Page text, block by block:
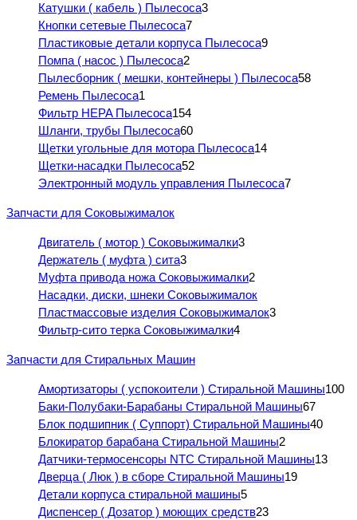
Катушки ( кабель ) Пылесоса3
Кнопки сетевые Пылесоса7
Пластиковые детали корпуса Пылесоса9
Помпа ( насос ) Пылесоса2
Пылесборник ( мешки, контейнеры ) Пылесоса58
Ремень Пылесоса1
Фильтр HEPA Пылесоса154
Шланги, трубы Пылесоса60
Щетки угольные для мотора Пылесоса14
Щетки-насадки Пылесоса52
Электронный модуль управления Пылесоса7
Запчасти для Соковыжималок
Двигатель ( мотор ) Соковыжималки3
Держатель ( муфта ) сита3
Муфта привода ножа Соковыжималки2
Насадки, диски, шнеки Соковыжималок
Пластмассовые изделия Соковыжималок3
Фильтр-сито терка Соковыжималки4
Запчасти для Стиральных Машин
Амортизаторы ( успокоители ) Стиральной Машины100
Баки-Полубаки-Барабаны Стиральной Машины67
Блок подшипник ( Суппорт) Стиральной Машины40
Блокиратор барабана Стиральной Машины2
Датчики-термосенсоры NTC Стиральной Машины13
Дверца ( Люк ) в сборе Стиральной Машины19
Детали корпуса стиральной машины5
Диспенсер ( Дозатор ) моющих средств23